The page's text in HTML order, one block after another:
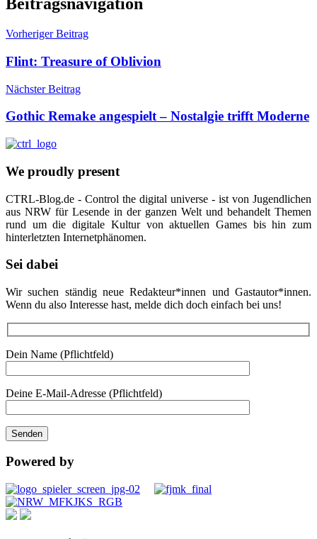
Beitragsnavigation
Vorheriger Beitrag
Flint: Treasure of Oblivion
Nächster Beitrag
Gothic Remake angespielt – Nostalgie trifft Moderne
We proudly present
CTRL-Blog.de - Control the digital universe - ist von Jugendlichen
aus NRW für Lesende in der ganzen Welt und behandelt Themen
rund um die digitale Kultur von aktuellen Games bis hin zum
hinterletzten Internetphänomen.
Sei dabei
Wir suchen ständig neue Redakteur*innen und Gastautor*innen.
Wenn du also Interesse hast, melde dich doch einfach bei uns!
Dein Name (Pflichtfeld)
Deine E-Mail-Adresse (Pflichtfeld)
Powered by